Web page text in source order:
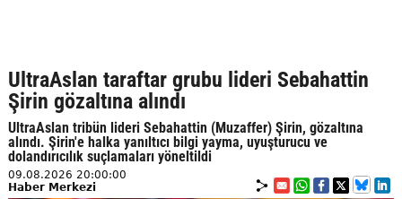
UltraAslan taraftar grubu lideri Sebahattin
Şirin gözaltına alındı
UltraAslan tribün lideri Sebahattin (Muzaffer) Şirin, gözaltına
alındı. Şirin'e halka yanıltıcı bilgi yayma, uyuşturucu ve
dolandırıcılık suçlamaları yöneltildi
09.08.2026 20:00:00
Haber Merkezi